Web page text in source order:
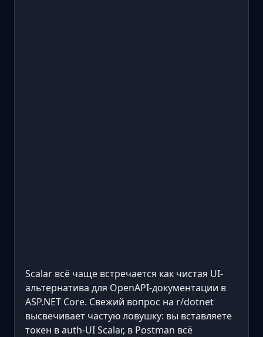
Scalar всё чаще встречается как чистая UI-
альтернатива для OpenAPI-документации в
ASP.NET Core. Свежий вопрос на r/dotnet
высвечивает частую ловушку: вы вставляете
токен в auth-UI Scalar, в Postman всё